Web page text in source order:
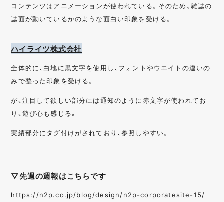
コンテンツはアニメーションが使われている。そのため、雑誌の
誌面が動いているかのような面白い印象を受ける。
ハイライツ株式会社
全体的に、白地に黒文字を使用し、フォントやウエイトの違いの
みで整った印象を受ける。
が、注目して欲しい部分には通知のように赤文字が使われてお
り、遊び心も感じる。
実績部分にタグ付けがされており、参照しやすい。
▽先週の週報はこちらです
https://n2p.co.jp/blog/design/n2p-corporatesite-15/